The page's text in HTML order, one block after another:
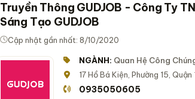
Truyền Thông GUDJOB - Công Ty
Sáng Tạo GUDJOB
Cập nhật gần nhất: 8/10/2020
NGÀNH: Quan Hệ Công
17 Hồ Bá Kiện, Phường 15, Quận
0935050605